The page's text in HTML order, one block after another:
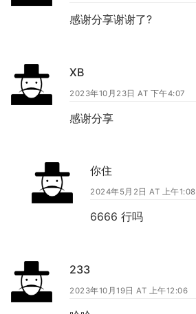
感谢分享谢谢了?
XB
2023年10月23日 AT 下午4:07
感谢分享
你住
2024年5月2日 AT 上午1:08
6666 行吗
233
2023年10月19日 AT 上午12:06